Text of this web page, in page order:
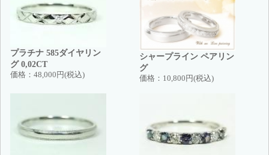
プラチナ 585ダイヤリン
グ 0,02CT
価格： 48,000円(税込)
シャープライン ペアリン
グ
価格： 10,800円(税込)